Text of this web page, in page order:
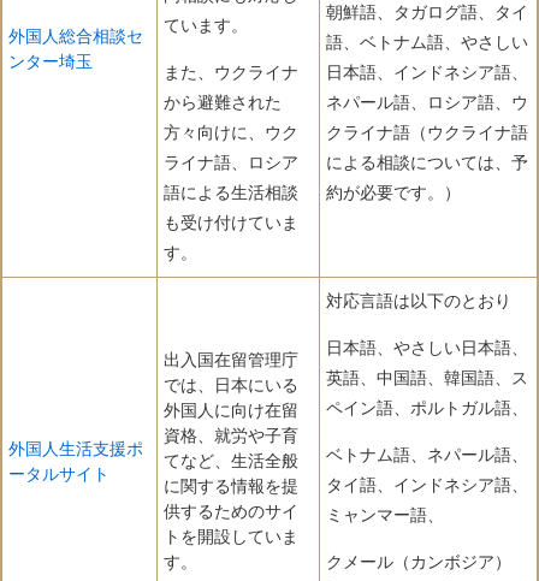
外国人総合相談セ
ンター埼玉
ています。
また、ウクライナ
から避難された
方々向けに、ウク
ライナ語、ロシア
語による生活相談
も受け付けていま
す。
朝鮮語、タガログ語、タイ
語、ベトナム語、やさしい
日本語、インドネシア語、
ネパール語、ロシア語、ウ
クライナ語（ウクライナ語
による相談については、予
約が必要です。）
外国人生活支援ポ
ータルサイト
出入国在留管理庁
では、日本にいる
外国人に向け在留
資格、就労や子育
てなど、生活全般
に関する情報を提
供するためのサイ
トを開設していま
す。
対応言語は以下のとおり
日本語、やさしい日本語、
英語、中国語、韓国語、ス
ペイン語、ポルトガル語、
ベトナム語、ネパール語、
タイ語、インドネシア語、
ミャンマー語、
クメール（カンボジア）